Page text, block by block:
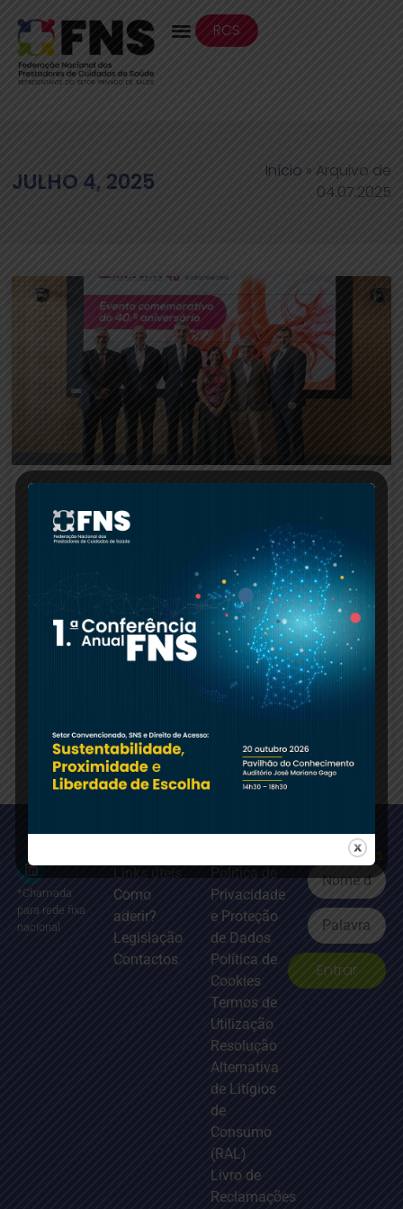
RCS
JULHO 4, 2025 Início » Arquivo de
04.07.2025
ANADIAL celebra 40 anos com
evento comemorativo
A ANADIAL celebrou 40 anos ao serviço da saúde
renal em Portugal. Para assinalar a data, realizou-
se um evento comemorativo onde foi apresentado
o estudo
04.07.2025
*Chamada
para rede fixa
nacional
Atalhos
Como
aderir?
Legislação
Contactos
Documentação
Privacidade
e Proteção
de Dados
Política de
Cookies
Termos de
Utilização
Resolução
Alternativa
de Litígios
de
Consumo
(RAL)
Livro de
Reclamações
Área
reservada
Entrar